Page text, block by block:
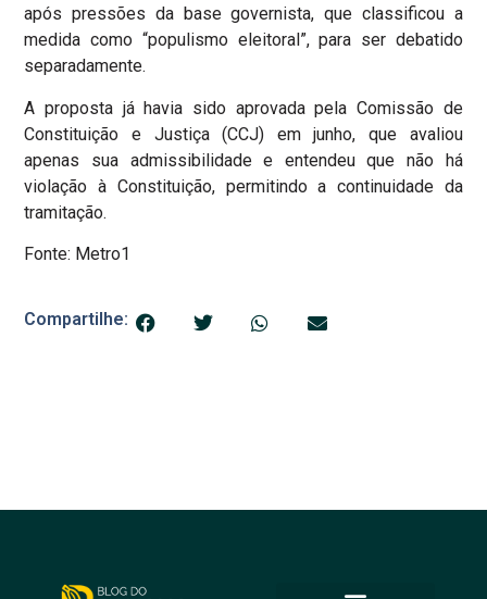
após pressões da base governista, que classificou a
medida como “populismo eleitoral”, para ser debatido
separadamente.
A proposta já havia sido aprovada pela Comissão de
Constituição e Justiça (CCJ) em junho, que avaliou
apenas sua admissibilidade e entendeu que não há
violação à Constituição, permitindo a continuidade da
tramitação.
Fonte: Metro1
Compartilhe: